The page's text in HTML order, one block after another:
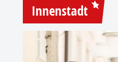
Innenstadt